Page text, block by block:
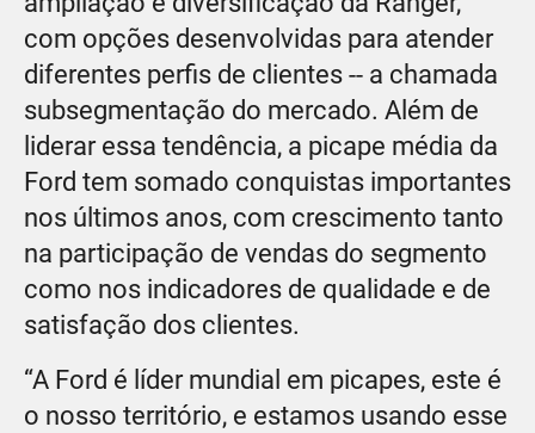
com opções desenvolvidas para atender
diferentes perfis de clientes -- a chamada
subsegmentação do mercado. Além de
liderar essa tendência, a picape média da
Ford tem somado conquistas importantes
nos últimos anos, com crescimento tanto
na participação de vendas do segmento
como nos indicadores de qualidade e de
satisfação dos clientes.
“A Ford é líder mundial em picapes, este é
o nosso território, e estamos usando esse